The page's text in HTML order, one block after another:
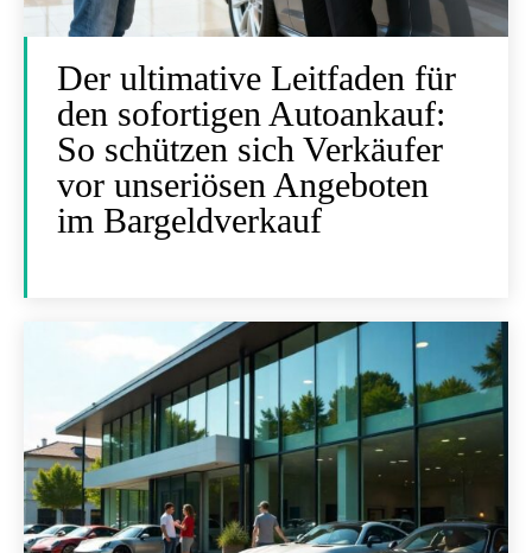
Der ultimative Leitfaden für
den sofortigen Autoankauf:
So schützen sich Verkäufer
vor unseriösen Angeboten
im Bargeldverkauf